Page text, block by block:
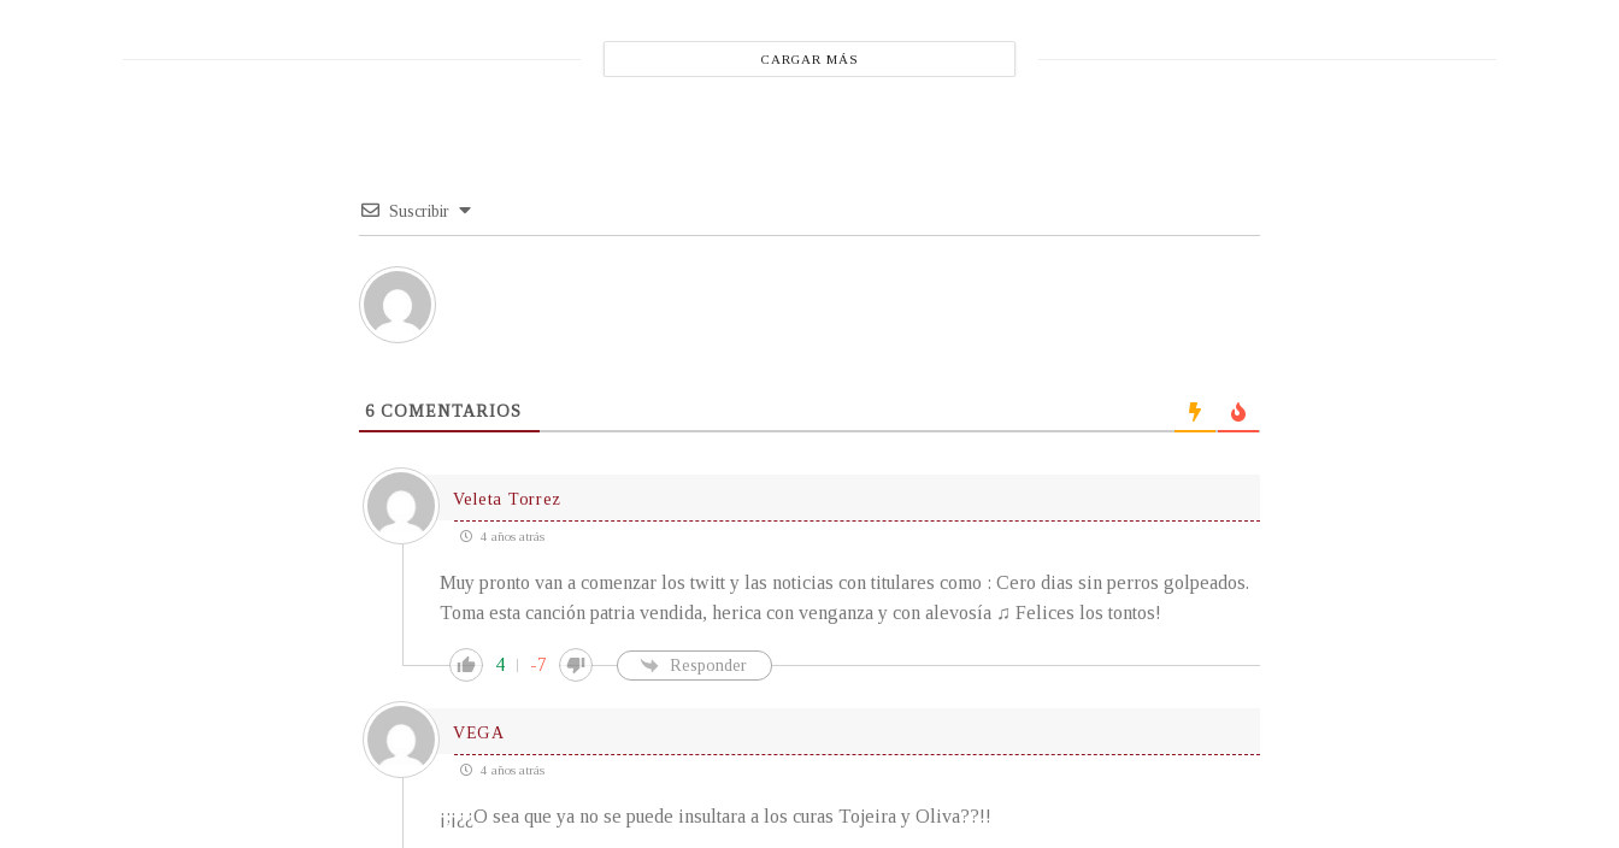
CARGAR MÁS
Suscribir
6 COMENTARIOS
Veleta Torrez
4 años atrás
Muy pronto van a comenzar los twitt y las noticias con titulares como : Cero dias sin perros golpeados.
Toma esta canción patria vendida, herica con venganza y con alevosía ♫ Felices los tontos!
4 -7 Responder
VEGA
4 años atrás
¡;¡¿¿O sea que ya no se puede insultara a los curas Tojeira y Oliva??!!